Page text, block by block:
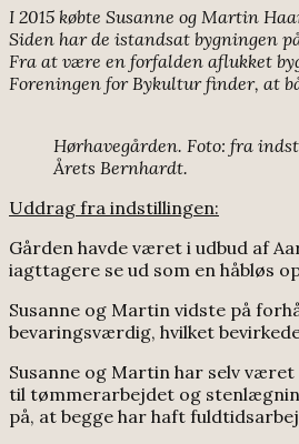
I 2015 købte Susanne og Martin
Siden har de istandsat bygningen
Fra at være en forfalden aflukket
Foreningen for Bykultur finder, at
Hørhavegården. Foto: fra
Årets Bernhardt.
Uddrag fra indstillingen:
Gården havde været i udbud af
iagttagere se ud som en håbløs
Susanne og Martin vidste på
bevaringsværdig, hvilket
Susanne og Martin har selv
til tømmerarbejdet og
på, at begge har haft